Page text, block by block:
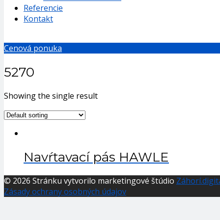
Referencie
Kontakt
Cenová ponuka
5270
Showing the single result
Navŕtavací pás HAWLE
© 2026 Stránku vytvorilo marketingové štúdio
Zásady ochrany osobných údajov